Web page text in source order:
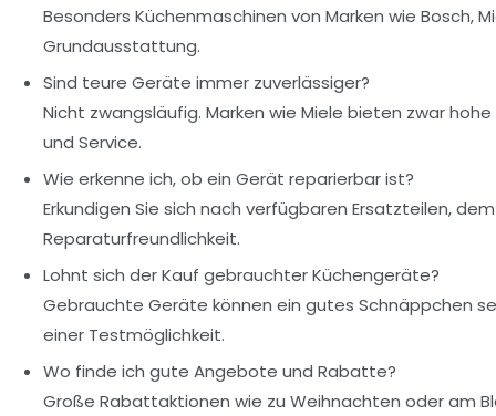
Besonders Küchenmaschinen von Marken wie Bosch,
Grundausstattung.
Sind teure Geräte immer zuverlässiger?
Nicht zwangsläufig. Marken wie Miele bieten zwar
und Service.
Wie erkenne ich, ob ein Gerät reparierbar ist?
Erkundigen Sie sich nach verfügbaren Ersatzteilen,
Reparaturfreundlichkeit.
Lohnt sich der Kauf gebrauchter Küchengeräte?
Gebrauchte Geräte können ein gutes Schnäppchen
einer Testmöglichkeit.
Wo finde ich gute Angebote und Rabatte?
Große Rabattaktionen wie zu Weihnachten oder am